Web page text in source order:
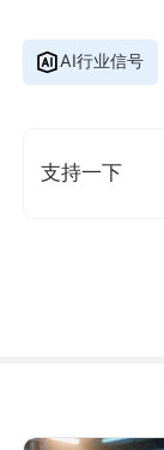
AI行业信号
支持一下